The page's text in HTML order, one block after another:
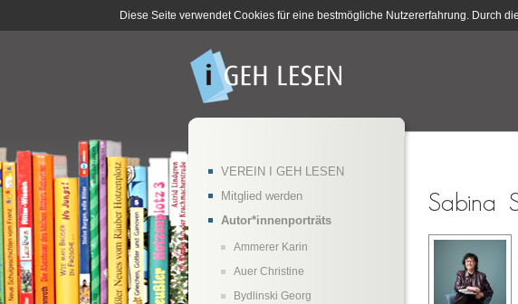
Diese Seite verwendet Cookies für eine bestmögliche Nutzererfahrung. Durch
VEREIN I GEH LESEN
Mitglied werden
Autor*innenporträts
Ammerer Karin
Auer Christine
Bydlinski Georg